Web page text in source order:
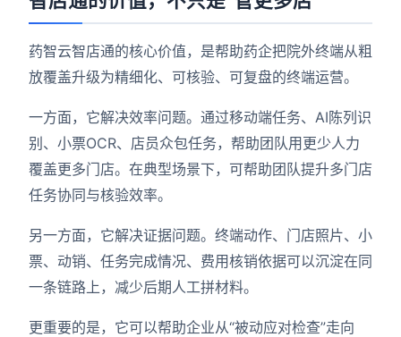
药智云智店通的核心价值，是帮助药企把院外终端从粗
放覆盖升级为精细化、可核验、可复盘的终端运营。
一方面，它解决效率问题。通过移动端任务、AI陈列识
别、小票OCR、店员众包任务，帮助团队用更少人力
覆盖更多门店。在典型场景下，可帮助团队提升多门店
任务协同与核验效率。
另一方面，它解决证据问题。终端动作、门店照片、小
票、动销、任务完成情况、费用核销依据可以沉淀在同
一条链路上，减少后期人工拼材料。
更重要的是，它可以帮助企业从“被动应对检查”走向